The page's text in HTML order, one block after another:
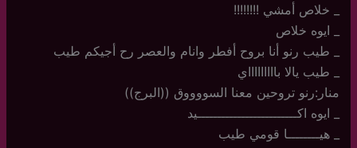
_ خلاص أمشي !!!!!!!!
_ ايوه خلاص
_ طيب رنو أنا بروح أفطر وانام والعصر رح أجيكم طيب
_ طيب يالا باااااااااي
منار:رنو تروحين معنا السووووق ((البرج))
_ ايوه اكـــــــــــــــــــــــــيد
_ هيــــــــا قومي طيب